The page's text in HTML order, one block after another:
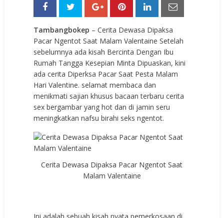
Tambangbokep – Cerita Dewasa Dipaksa
Pacar Ngentot Saat Malam Valentaine Setelah
sebelumnya ada kisah Bercinta Dengan Ibu
Rumah Tangga Kesepian Minta Dipuaskan, kini
ada cerita Diperksa Pacar Saat Pesta Malam
Hari Valentine. selamat membaca dan
menikmati sajian khusus bacaan terbaru cerita
sex bergambar yang hot dan di jamin seru
meningkatkan nafsu birahi seks ngentot.
Cerita Dewasa Dipaksa Pacar Ngentot Saat
Malam Valentaine